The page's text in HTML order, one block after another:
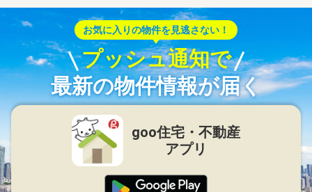
お気に入りの物件を見逃さない！
プッシュ通知で
最新の物件情報が届く
goo住宅・不動産
アプリ